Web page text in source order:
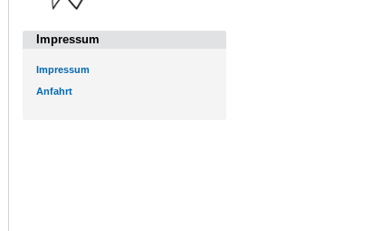
Impressum
Impressum
Anfahrt